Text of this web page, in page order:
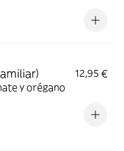
12,95 €
y orégano